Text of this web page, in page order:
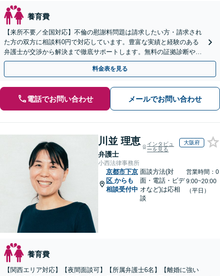
養育費
【来所不要／全国対応】不倫の慰謝料問題は請求したい方・請求され
た方の双方に相談料0円で対応しています。豊富な実績と経験のある
弁護士が交渉から解決まで徹底サポートします。無料の証拠診断や着
手金の返還保証もありますので安心してご相談ください。
料金表を見る
電話でお問い合わせ メールでお問い合わせ
川並 理恵
弁護士
インタビュ
ーを見る
大阪府
小西法律事務所
京都市下京
区 からも
相談受付中
面談方法(対
面・電話・ビデ
オなど)は応相
談
営業時間：0
9:00~20:00
（平日）
養育費
【関西エリア対応】【夜間面談可】【所属弁護士6名】【離婚に強い